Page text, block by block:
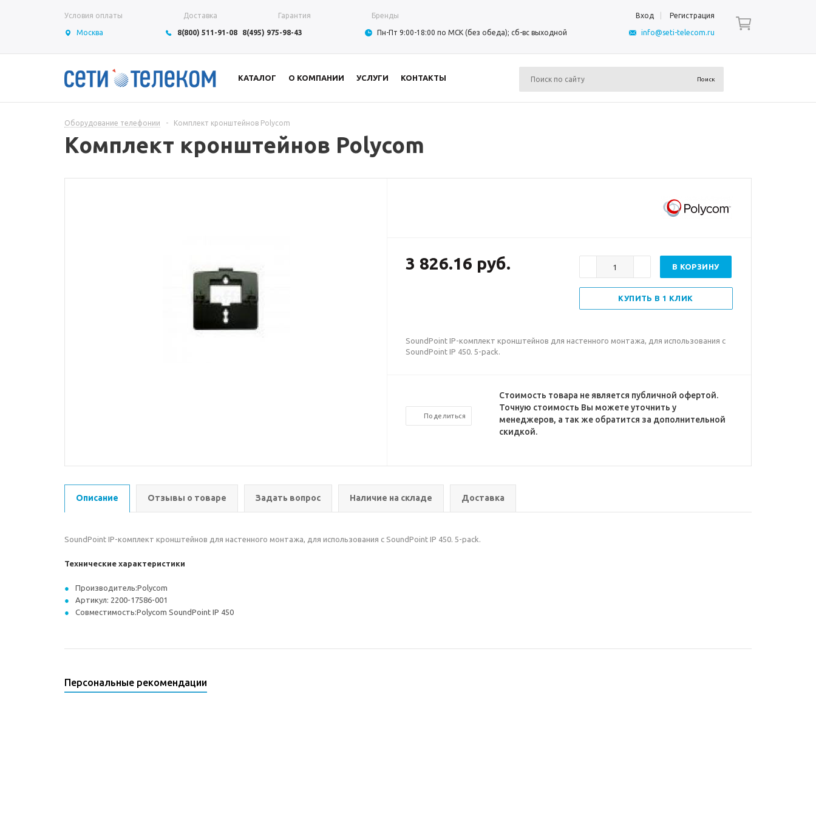
Условия оплаты Доставка Гарантия Бренды Вход Регистрация
Москва 8(800) 511-91-08 8(495) 975-98-43 Пн-Пт 9:00-18:00 по МСК (без обеда); сб-вс выходной info@seti-telecom.ru
КАТАЛОГ О КОМПАНИИ УСЛУГИ КОНТАКТЫ
Оборудование телефонии - Комплект кронштейнов Polycom
Комплект кронштейнов Polycom
3 826.16 руб. В КОРЗИНУ
КУПИТЬ В 1 КЛИК
SoundPoint IP-комплект кронштейнов для настенного монтажа, для использования с
SoundPoint IP 450. 5-pack.
Поделиться
Стоимость товара не является публичной офертой.
Точную стоимость Вы можете уточнить у
менеджеров, а так же обратится за дополнительной
скидкой.
Описание Отзывы о товаре Задать вопрос Наличие на складе Доставка
SoundPoint IP-комплект кронштейнов для настенного монтажа, для использования с SoundPoint IP 450. 5-pack.
Технические характеристики
Производитель:Polycom
Артикул: 2200-17586-001
Совместимость:Polycom SoundPoint IP 450
Персональные рекомендации